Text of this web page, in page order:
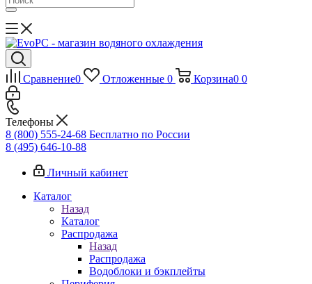
Сравнение0 Отложенные 0 Корзина0 0
Телефоны
8 (800) 555-24-68 Бесплатно по России
8 (495) 646-10-88
Личный кабинет
Каталог
Назад
Каталог
Распродажа
Назад
Распродажа
Водоблоки и бэкплейты